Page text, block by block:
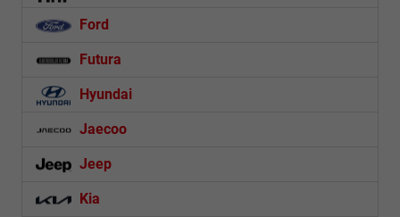
Ford
Futura
Hyundai
Jaecoo
Jeep
Kia